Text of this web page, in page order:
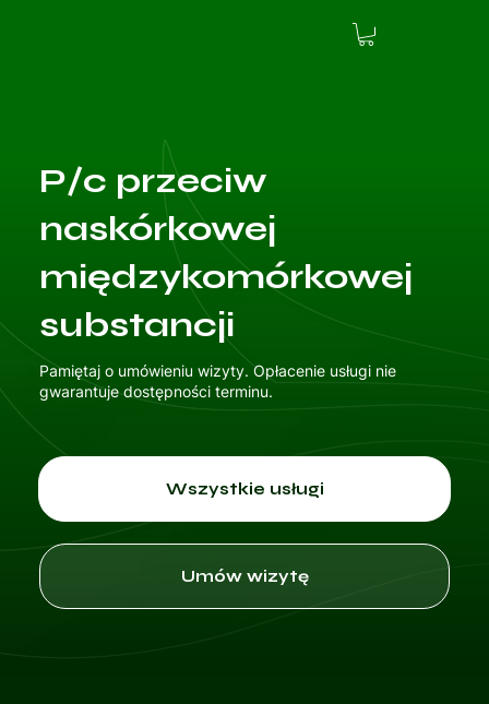
P/c przeciw
naskórkowej
międzykomórkowej
substancji
Pamiętaj o umówieniu wizyty. Opłacenie usługi nie
gwarantuje dostępności terminu.
Wszystkie usługi
Umów wizytę